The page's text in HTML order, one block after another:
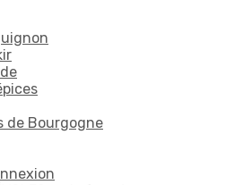
de Bourgogne